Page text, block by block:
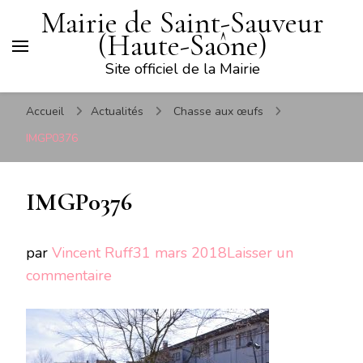
Mairie de Saint-Sauveur
(Haute-Saône)
Site officiel de la Mairie
Accueil Actualités
Chasse aux œufs
IMGP0376
IMGP0376
par Vincent Ruff31 mars 2018Laisser un
commentaire